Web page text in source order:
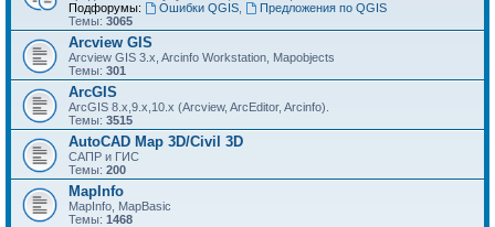
Подфорумы:
Ошибки QGIS,
Предложения по QGIS
Темы: 3065
Arcview GIS
Arcview GIS 3.x, Arcinfo Workstation, Mapobjects
Темы: 301
ArcGIS
ArcGIS 8.x,9.x,10.x (Arcview, ArcEditor, Arcinfo).
Темы: 3515
AutoCAD Map 3D/Civil 3D
САПР и ГИС
Темы: 200
MapInfo
MapInfo, MapBasic
Темы: 1468